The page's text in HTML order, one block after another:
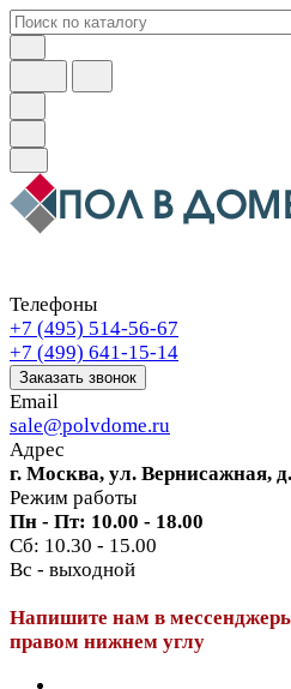
Телефоны
+7 (495) 514-56-67
+7 (499) 641-15-14
Заказать звонок
Email
sale@polvdome.ru
Адрес
г. Москва, ул. Вернисажная,
Режим работы
Пн - Пт: 10.00 - 18.00
Сб: 10.30 - 15.00
Вс - выходной
Напишите нам в
правом нижнем углу